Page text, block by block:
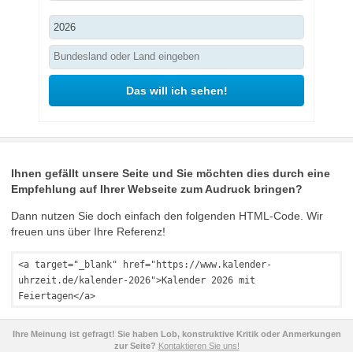
Das will ich sehen!
Ihnen gefällt unsere Seite und Sie möchten dies durch eine
Empfehlung auf Ihrer Webseite zum Audruck bringen?
Dann nutzen Sie doch einfach den folgenden HTML-Code. Wir
freuen uns über Ihre Referenz!
<a target="_blank" href="https://www.kalender-
uhrzeit.de/kalender-2026">Kalender 2026 mit
Feiertagen</a>
Ihre Meinung ist gefragt! Sie haben Lob, konstruktive Kritik oder Anmerkungen
zur Seite? Kontaktieren Sie uns!